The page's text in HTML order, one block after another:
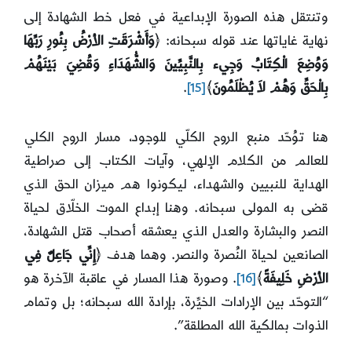
وتنتقل هذه الصورة الإبداعية في فعل خط الشهادة إلى
نهاية غاياتها عند قوله سبحانه: ﴿وَأَشْرَقَتِ الأرْضُ بِنُورِ رَبِّهَا
وَوُضِعَ الْكِتَابُ وَجِيء بِالنَّبِيِّينَ وَالشُّهَدَاءِ وَقُضِيَ بَيْنَهُمْ
بِالْحَقِّ وَهُمْ لاَ يُظْلَمُونَ﴾[15]
.
هنا توُحّد منبع الروح الكلّي للوجود، مسار الروح الكلي
للعالم من الكلام الإلهي، وآيات الكتاب إلى صراطية
الهداية للنبيين والشهداء، ليكونوا هم ميزان الحق الذي
قضى به المولى سبحانه. وهنا إبداع الموت الخلّاق لحياة
النصر والبشارة والعدل الذي يعشقه أصحاب قتل الشهادة،
الصانعين لحياة النُصرة والنصر. وهما هدف ﴿إِنِّي جَاعِلٌ فِي
الأرْضِ خَلِيفَةً﴾[16]
. وصورة هذا المسار في عاقبة الآخرة هو
“التوحّد بين الإرادات الخيِّرة، بإرادة الله سبحانه؛ بل وتمام
الذوات بمالكية الله المطلقة”.